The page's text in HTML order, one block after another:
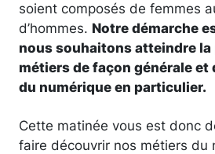
soient composés de femmes
d’hommes. Notre démarche
nous souhaitons atteindre la
métiers de façon générale et
du numérique en particulier.
Cette matinée vous est donc
faire découvrir nos métiers du